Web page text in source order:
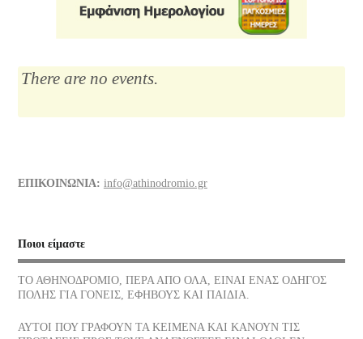
Μαρία Κάλλας, η αιώνια: οι ωραιότερες άριες
07/07/2026
Οι νεώσοικοι του Πειραιά, ένα σοβαρό στήριγμα της αρχαίας
03/07/2026
There are no events.
ΕΠΙΚΟΙΝΩΝΙΑ: info@athinodromio.gr
Ποιοι είμαστε
ΤΟ ΑΘΗΝΟΔΡΟΜΙΟ, ΠΕΡΑ ΑΠΟ ΟΛΑ, ΕΙΝΑΙ ΕΝΑΣ ΟΔΗΓΟΣ
ΠΟΛΗΣ ΓΙΑ ΓΟΝΕΙΣ, ΕΦΗΒΟΥΣ ΚΑΙ ΠΑΙΔΙΑ.
ΑΥΤΟΙ ΠΟΥ ΓΡΑΦΟΥΝ ΤΑ ΚΕΙΜΕΝΑ ΚΑΙ ΚΑΝΟΥΝ ΤΙΣ